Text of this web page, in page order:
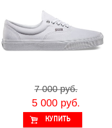
7 000 руб.
5 000 руб.